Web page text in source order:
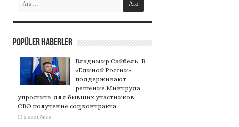
Popüler Haberler
Владимир Сайбель: В
«Единой России»
поддерживают
решение Минтруда
упростить для бывших участников
СВО получение соцконтракта
2 saat önce